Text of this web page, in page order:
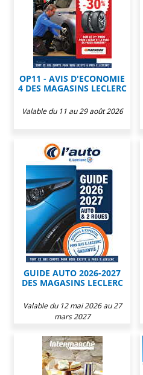
OP11 - AVIS D'ECONOMIE
4 DES MAGASINS LECLERC
Valable du 11 au 29 août 2026
GUIDE AUTO 2026-2027
DES MAGASINS LECLERC
Valable du 12 mai 2026 au 27
mars 2027